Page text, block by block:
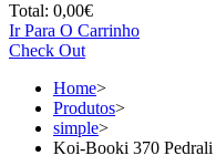
Total: 0,00€
Ir Para O Carrinho
Check Out
Home>
Produtos>
simple>
Koi-Booki 370 Pedrali